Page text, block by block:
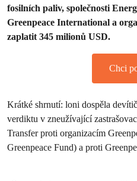
fosilních paliv, společnosti
Greenpeace International a
zaplatit 345 milionů USD.
Chci
Krátké shrnutí: loni dospěla
verdiktu v zneužívající
Transfer proti organizacím
Greenpeace Fund) a proti